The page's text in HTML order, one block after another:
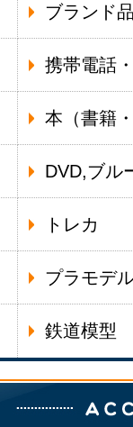
ブランド
携帯電話
本（書籍
DVD,ブル
トレカ
プラモデ
鉄道模型